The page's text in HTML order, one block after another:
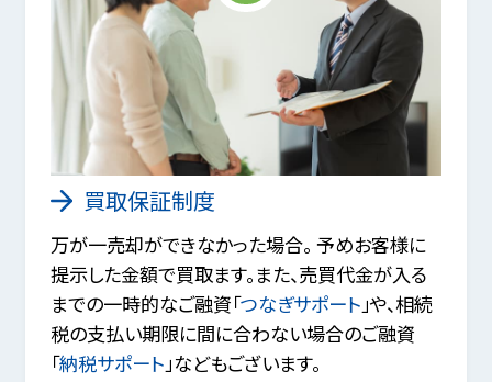
買取保証制度
万が一売却ができなかった場合。 予めお客様に
提示した金額で買取ます。また、売買代金が入る
までの一時的なご融資「つなぎサポート 」や、相続
税の支払い期限に間に合わない場合のご融資
「納税サポート 」などもございます。